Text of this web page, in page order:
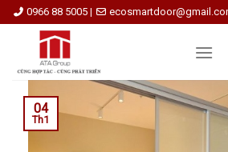
Skip
to
0966 88 5005 |
04
Th1